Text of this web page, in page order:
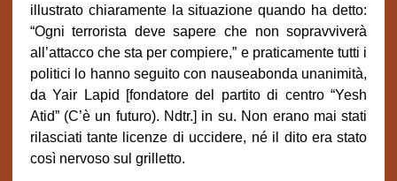
illustrato chiaramente la situazione quando ha detto:
“Ogni terrorista deve sapere che non sopravviverà
all’attacco che sta per compiere,” e praticamente tutti i
politici lo hanno seguito con nauseabonda unanimità,
da Yair Lapid [fondatore del partito di centro “Yesh
Atid” (C’è un futuro). Ndtr.] in su. Non erano mai stati
rilasciati tante licenze di uccidere, né il dito era stato
così nervoso sul grilletto.